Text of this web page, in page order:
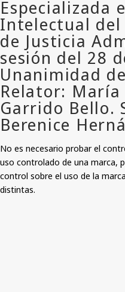
No es necesario probar el
uso controlado de una marca,
control sobre el uso de la
distintas.